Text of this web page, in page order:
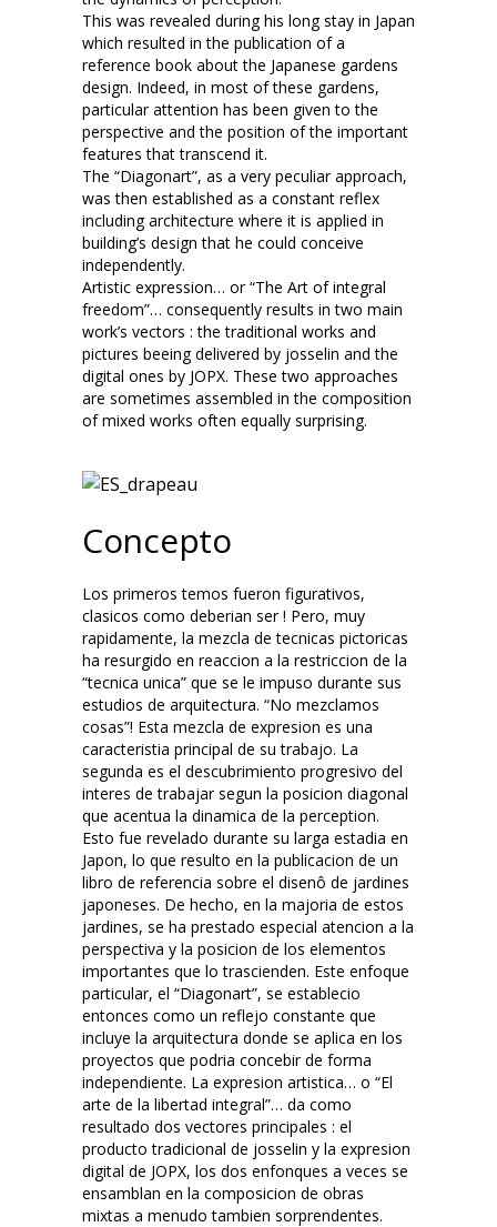
This was revealed during his long stay in Japan
which resulted in the publication of a
reference book about the Japanese gardens
design. Indeed, in most of these gardens,
particular attention has been given to the
perspective and the position of the important
features that transcend it.
The “Diagonart”, as a very peculiar approach,
was then established as a constant reflex
including architecture where it is applied in
building’s design that he could conceive
independently.
Artistic expression… or “The Art of integral
freedom”… consequently results in two main
work’s vectors : the traditional works and
pictures beeing delivered by josselin and the
digital ones by JOPX. These two approaches
are sometimes assembled in the composition
of mixed works often equally surprising.
Concepto
Los primeros temos fueron figurativos,
clasicos como deberian ser ! Pero, muy
rapidamente, la mezcla de tecnicas pictoricas
ha resurgido en reaccion a la restriccion de la
“tecnica unica” que se le impuso durante sus
estudios de arquitectura. “No mezclamos
cosas”! Esta mezcla de expresion es una
caracteristia principal de su trabajo. La
segunda es el descubrimiento progresivo del
interes de trabajar segun la posicion diagonal
que acentua la dinamica de la perception.
Esto fue revelado durante su larga estadia en
Japon, lo que resulto en la publicacion de un
libro de referencia sobre el disenô de jardines
japoneses. De hecho, en la majoria de estos
jardines, se ha prestado especial atencion a la
perspectiva y la posicion de los elementos
importantes que lo trascienden. Este enfoque
particular, el “Diagonart”, se establecio
entonces como un reflejo constante que
incluye la arquitectura donde se aplica en los
proyectos que podria concebir de forma
independiente. La expresion artistica… o “El
arte de la libertad integral”… da como
resultado dos vectores principales : el
producto tradicional de josselin y la expresion
digital de JOPX, los dos enfonques a veces se
ensamblan en la composicion de obras
mixtas a menudo tambien sorprendentes.